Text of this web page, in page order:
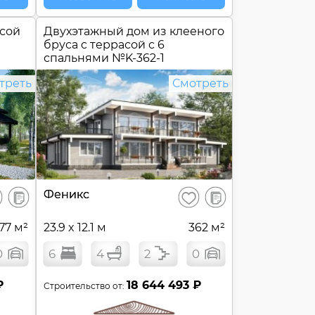
В
сравнение
м²
Двухэтажный дом из клееного
бруса c террасой с 6
спальнями №K-362-1
Смотреть
Феникс Сохранить
В
сравнение
23.9 x 12.1 м 362 м²
6 4 2 0
Строительство от:18 644 493 ₽